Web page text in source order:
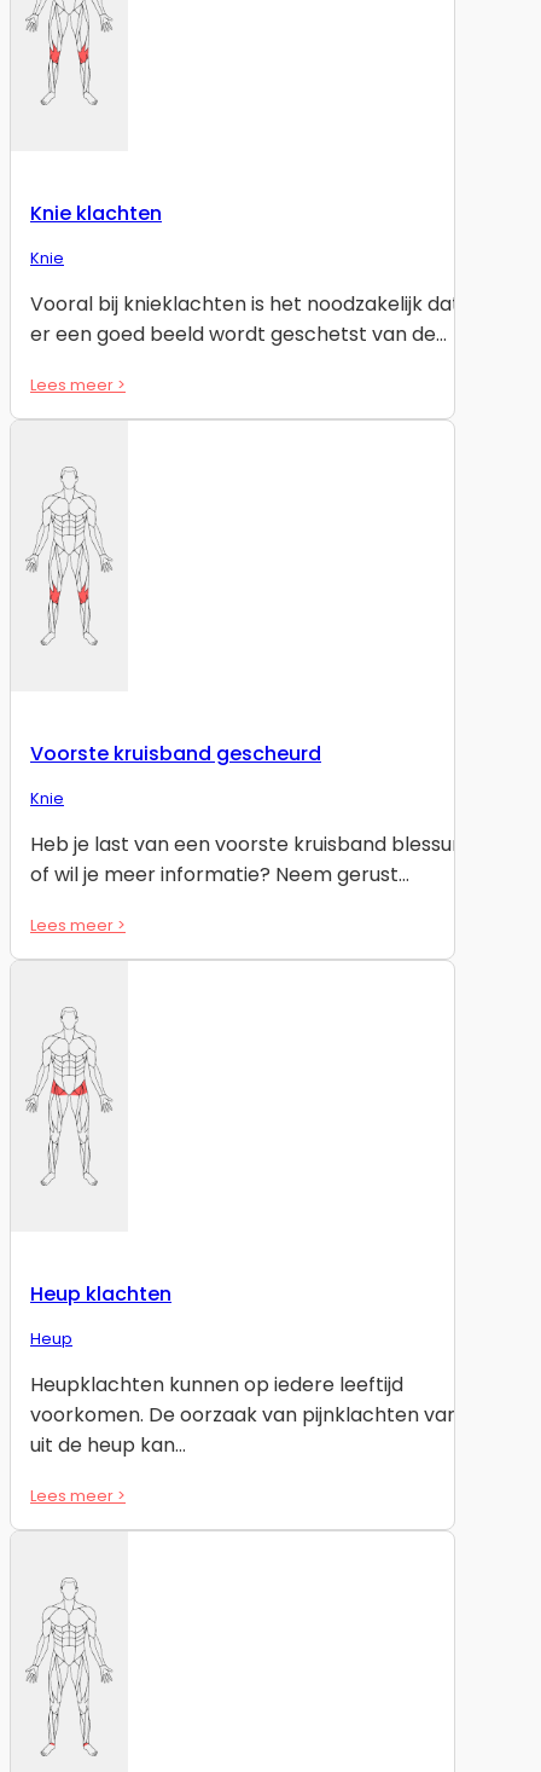
Knie klachten
Knie
Vooral bij knieklachten is het noodzakelijk dat
er een goed beeld wordt geschetst van de…
Lees meer >
Voorste kruisband gescheurd
Knie
Heb je last van een voorste kruisband blessure
of wil je meer informatie? Neem gerust…
Lees meer >
Heup klachten
Heup
Heupklachten kunnen op iedere leeftijd
voorkomen. De oorzaak van pijnklachten van
uit de heup kan…
Lees meer >